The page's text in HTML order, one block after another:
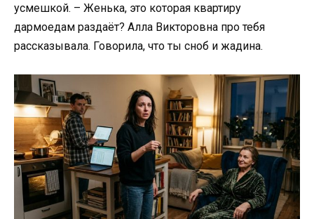
усмешкой. – Женька, это которая квартиру
дармоедам раздаёт? Алла Викторовна про тебя
рассказывала. Говорила, что ты сноб и жадина.